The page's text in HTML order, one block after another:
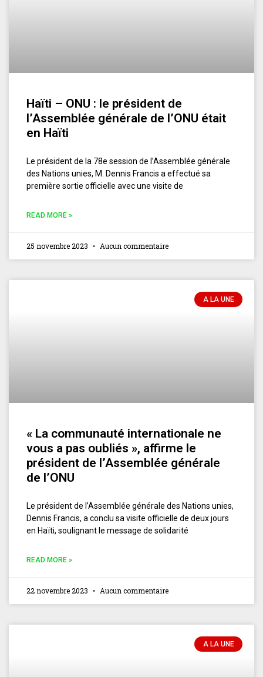
Haïti – ONU : le président de
l’Assemblée générale de l’ONU était
en Haïti
Le président de la 78e session de l’Assemblée générale
des Nations unies, M. Dennis Francis a effectué sa
première sortie officielle avec une visite de
READ MORE »
25 novembre 2023 Aucun commentaire
A LA UNE
« La communauté internationale ne
vous a pas oubliés », affirme le
président de l’Assemblée générale
de l’ONU
Le président de l’Assemblée générale des Nations unies,
Dennis Francis, a conclu sa visite officielle de deux jours
en Haïti, soulignant le message de solidarité
READ MORE »
22 novembre 2023 Aucun commentaire
A LA UNE